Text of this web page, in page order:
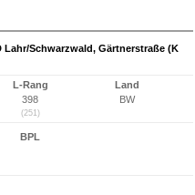
Lahr/Schwarzwald, Gärtnerstraße (K
L-Rang
398
(251)
Land
BW
BPL